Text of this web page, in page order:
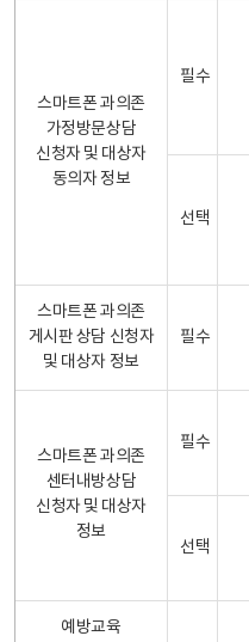
스마트폰 과의존
가정방문상담
신청자 및 대상자
동의자 정보
필수
선택
스마트폰 과의존
게시판 상담 신청자
및 대상자 정보
필수
스마트폰 과의존
센터내방상담
신청자 및 대상자
정보
필수
선택
예방교육